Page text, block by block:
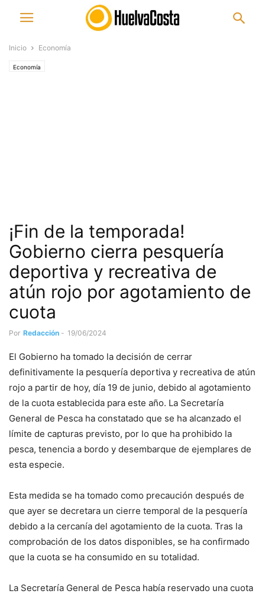
Inicio Economía
Economía
¡Fin de la temporada!
Gobierno cierra pesquería
deportiva y recreativa de
atún rojo por agotamiento de
cuota
Por Redacción - 19/06/2024
El Gobierno ha tomado la decisión de cerrar
definitivamente la pesquería deportiva y recreativa de atún
rojo a partir de hoy, día 19 de junio, debido al agotamiento
de la cuota establecida para este año. La Secretaría
General de Pesca ha constatado que se ha alcanzado el
límite de capturas previsto, por lo que ha prohibido la
pesca, tenencia a bordo y desembarque de ejemplares de
esta especie.
Esta medida se ha tomado como precaución después de
que ayer se decretara un cierre temporal de la pesquería
debido a la cercanía del agotamiento de la cuota. Tras la
comprobación de los datos disponibles, se ha confirmado
que la cuota se ha consumido en su totalidad.
La Secretaría General de Pesca había reservado una cuota